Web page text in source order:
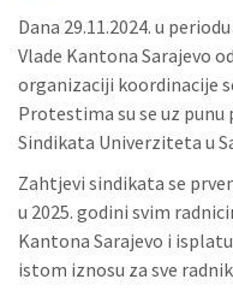
Dana 29.11.2024. u
Vlade Kantona Sarajevo
organizaciji koordinacije
Protestima su se uz
Sindikata Univerziteta u
Zahtjevi sindikata se
u 2025. godini svim
Kantona Sarajevo i
istom iznosu za sve